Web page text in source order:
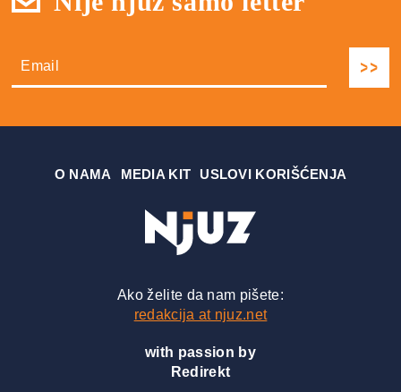
О NAMA MEDIA KIT USLOVI KORIŠĆENJA
Ako želite da nam pišete:
redakcija at njuz.net
with passion by
Redirekt